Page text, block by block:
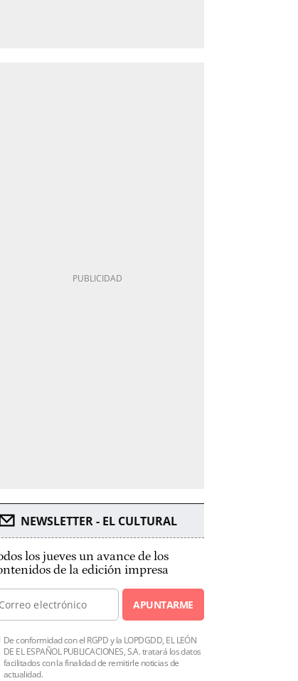
NEWSLETTER - EL CULTURAL
los jueves un avance de los
de la edición impresa
APUNTARME
De conformidad con el RGPD y la LOPDGDD, EL LEÓN
DE EL ESPAÑOL PUBLICACIONES, S.A. tratará los datos
facilitados con la finalidad de remitirle noticias de
actualidad.